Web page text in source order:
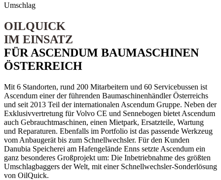
Umschlag
OILQUICK
IM EINSATZ
FÜR ASCENDUM BAUMASCHINEN
ÖSTERREICH
Mit 6 Standorten, rund 200 Mitarbeitern und 60 Servicebussen ist
Ascendum einer der führenden Baumaschinenhändler Österreichs
und seit 2013 Teil der internationalen Ascendum Gruppe. Neben der
Exklusivvertretung für Volvo CE und Sennebogen bietet Ascendum
auch Gebrauchtmaschinen, einen Mietpark, Ersatzteile, Wartung
und Reparaturen. Ebenfalls im Portfolio ist das passende Werkzeug
vom Anbaugerät bis zum Schnellwechsler. Für den Kunden
Danubia Speicherei am Hafengelände Enns setzte Ascendum ein
ganz besonderes Großprojekt um: Die Inbetriebnahme des größten
Umschlagbaggers der Welt, mit einer Schnellwechsler-Sonderlösung
von OilQuick.